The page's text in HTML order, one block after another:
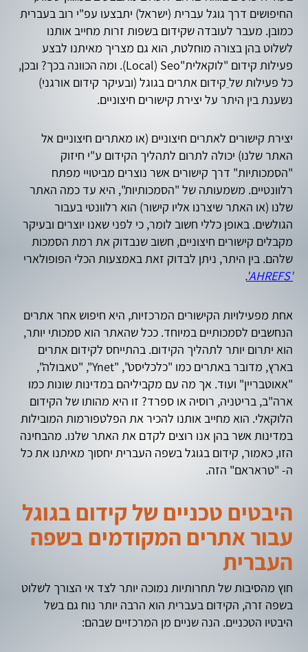
החיפושים דרך גוגל עברית (ישראל) יתבצעו עפ"י רוב בעברית
כמובן. מעבר לעובדה שקידום בשפות זרות מחייב אותנו
לשלוט בהן בצורה מוחלטת, הוא גם מצריך מאיתנו לבצע
פעילות קידום "לוקאלית"Local) Seo). ומה הכוונה בכך? ובכן,
כל פעילות של קידום אתרים בגוגל (ובעיקר קידום אורגני)
נשענת בין היתר על יצירת קישורים חיצוניים.
יצירת קישורים לאתרים חיצוניים (או מאתרים חיצוניים אל
האתר שלנו) יכולה לתרום לתהליך הקידום ע"י חיזוק
"הסמכותיות" דרך קישורים אשר נוצרים מביטויי מפתח
רלוונטיים. משמעותה של "הסמכותיות", היא עד כמה האתר
שלנו (או האתר שיצרנו אליו קישור) הוא רלוונטי בעבור
הגולשים. באופן כללי חשוב לומר, כי לפני שאנו יוצרים ובעיקר
מקבלים קישורים חיצוניים, חשוב שנבדוק את רמת הסמכות
שלהם. בין היתר, ניתן לבדוק זאת באמצעות הכלי הפופולארי
'AHREFS'
.
אחת מפעילויות הקישורים המרכזיות, היא חיפוש אחר אתרים
הנחשבים לסמכותיים במיוחד. ככל שהאתר הוא סמכותי יותר,
הוא יתרום יותר לתהליך הקידום. בהתייחס לקידום אתרים
בארץ, מדובר באתרים כמו "כלכליסט", "Ynet", "טאבולה",
"אאוטבריין" ועוד. אך מה עם מקביליהם במדינות שונות כמו
ארה"ב, בריטניה, רוסיה או ספרד? זו היא מהותו של הקידום
הלוקאלי. הוא מחייב אותנו להכיר את הפלטפורמות המובילות
במדינות אשר בהן אנו רוצים לקדם את האתר שלנו. מהבחינה
הזו, כאמור, קידום בגוגל בשפה העברית יחסוך מאיתנו את כל
ה- "טראראם" הזה.
היבטים טכניים של קידום בגוגל
עבור אתרים המקודמים בשפה
העברית
חוץ מהסיבות של תחרותיות נמוכה יותר לצד אי הצורך לשלוט
בשפה זרה, הקידום בעברית הוא הרבה יותר נוח גם בשל
היבטיו הטכניים. הנה שניים מן המרכזיים שבהם: